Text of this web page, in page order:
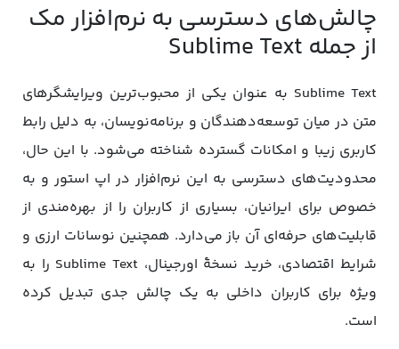
چالش‌های دسترسی به نرم‌افزار مک
از جمله Sublime Text
Sublime Text به عنوان یکی از محبوب‌ترین ویرایشگرهای
متن در میان توسعه‌دهندگان و برنامه‌نویسان، به دلیل رابط
کاربری زیبا و امکانات گسترده‌ شناخته می‌شود. با این حال،
محدودیت‌های دسترسی به این نرم‌افزار در اپ استور و به
خصوص برای ایرانیان، بسیاری از کاربران را از بهره‌مندی از
قابلیت‌های حرفه‌ای آن باز می‌دارد. همچنین نوسانات ارزی و
شرایط اقتصادی، خرید نسخۀ اورجینال، Sublime Text را به
ویژه برای کاربران داخلی به یک چالش جدی تبدیل کرده
است.